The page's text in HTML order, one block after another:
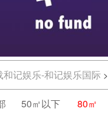
和记娱乐-和记娱乐国际 >
50㎡以下 80㎡